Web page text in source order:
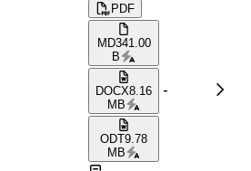
PDF
MD341.00
B
DOCX8.16
MB
ODT9.78
MB
-